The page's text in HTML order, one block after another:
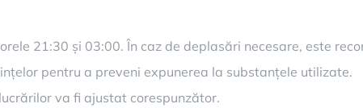
21:30 și 03:00. În caz de deplasări necesare, este
pentru a preveni expunerea la substanțele utilizate.
va fi ajustat corespunzător.